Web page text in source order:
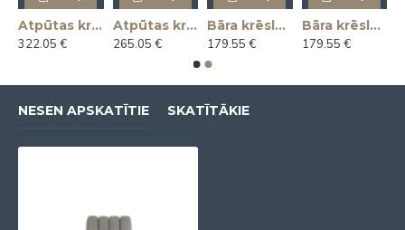
Atpūtas krēsls MAGNUS
322.05 €
Atpūtas krēsls MARIUS
265.05 €
Bāra krēsls ANDRE
179.55 €
Bāra krēsls ANDRE
179.55 €
NESEN APSKATĪTIE SKATĪTĀKIE